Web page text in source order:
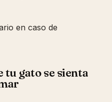
en caso de
tu gato se sienta